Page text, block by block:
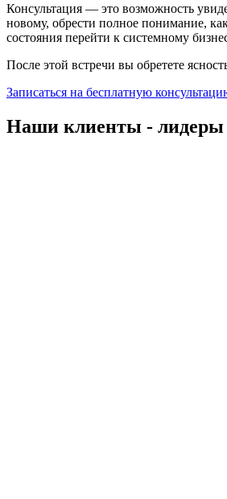
Консультация — это возможность
новому, обрести полное понимание,
состояния перейти к системному
После этой встречи вы обретете
Записаться на бесплатную
Наши клиенты -